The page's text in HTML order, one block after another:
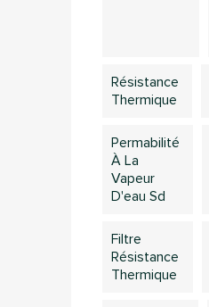
Résistance
Thermique
Permabilité
À La
Vapeur
D'eau Sd
Filtre
Résistance
Thermique
Connection